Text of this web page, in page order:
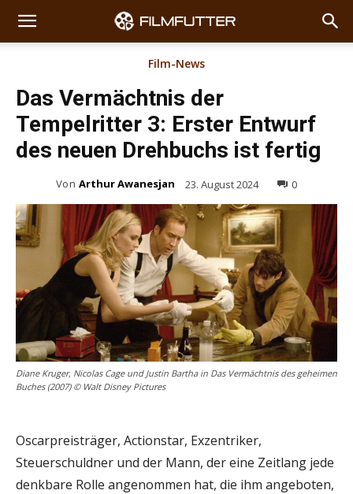
Film-News
Das Vermächtnis der
Tempelritter 3: Erster Entwurf
des neuen Drehbuchs ist fertig
Von Arthur Awanesjan 23. August 2024 0
Diane Kruger, Nicolas Cage und Justin Bartha in Das Vermächtnis des geheimen
Buches (2007) © Walt Disney Pictures
Oscarpreisträger, Actionstar, Exzentriker,
Steuerschuldner und der Mann, der eine Zeitlang jede
denkbare Rolle angenommen hat, die ihm angeboten,